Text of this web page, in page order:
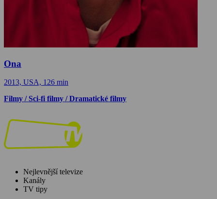
Ona
2013, USA, 126 min
Filmy / Sci-fi filmy / Dramatické filmy
Nejlevnější televize
Kanály
TV tipy